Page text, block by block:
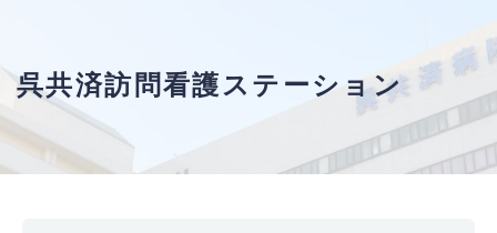
呉
共
病
院
（国
呉共済訪問看護ステーション